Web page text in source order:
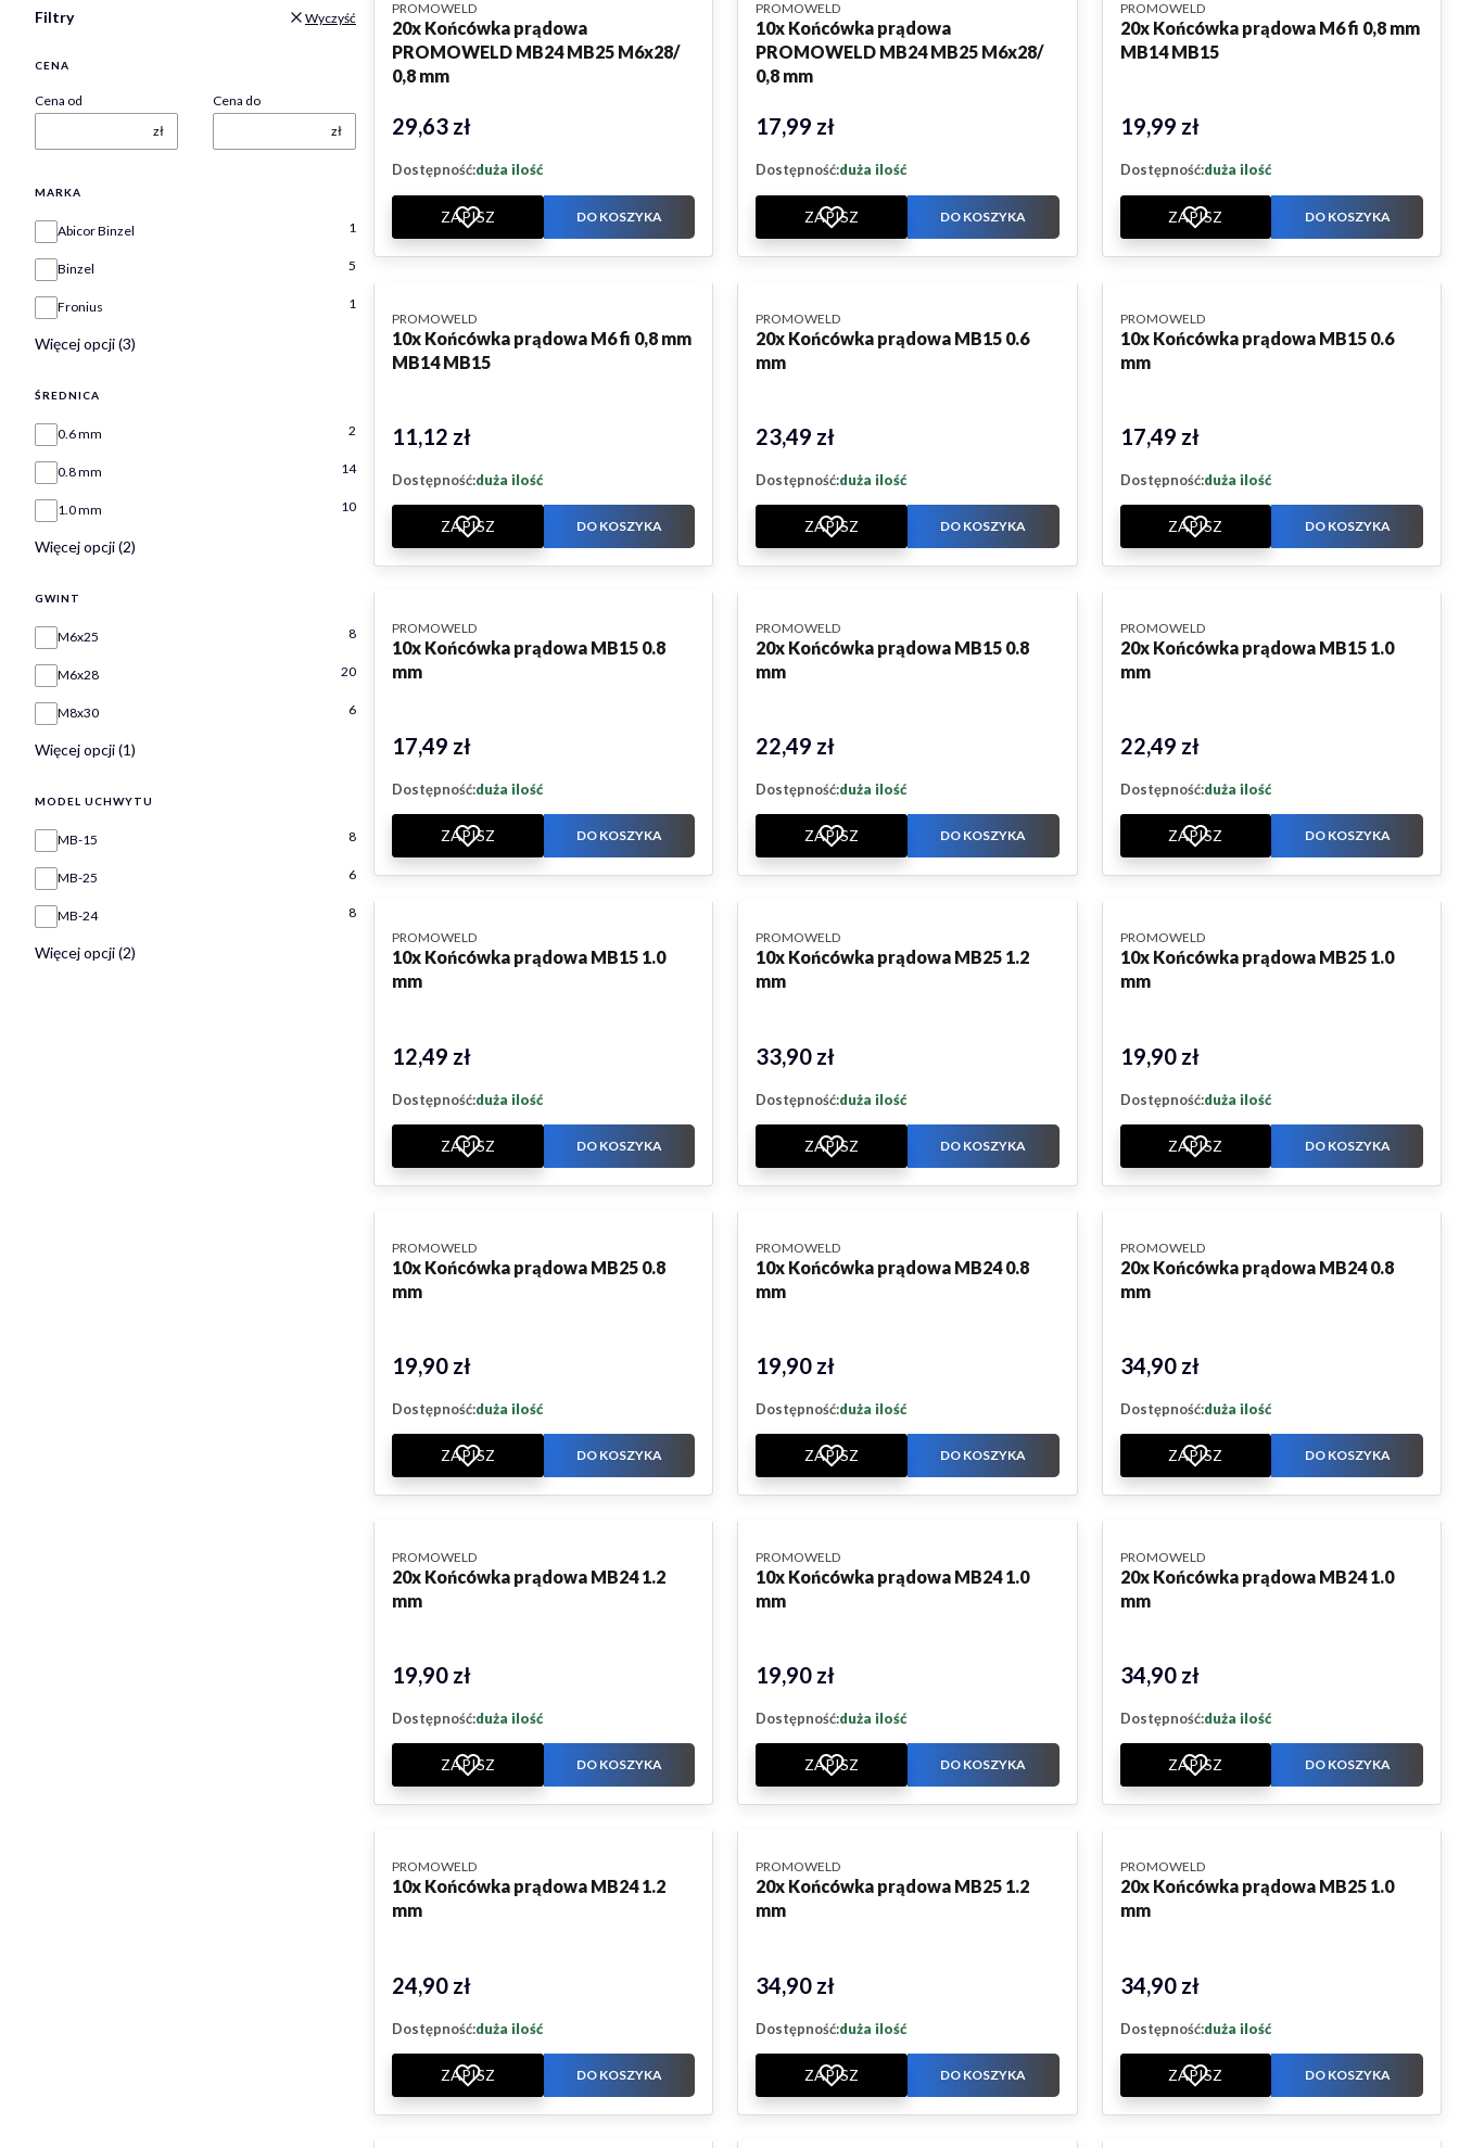
Filtry Wyczyść
CENA
Cena od
zł
Cena do
zł
MARKA
MarkaAbicor Binzel 1
Binzel 5
Fronius 1
Więcej opcji (3)
ŚREDNICA
Średnica
0.6 mm 2
0.8 mm 14
1.0 mm 10
Więcej opcji (2)
GWINT
GwintM6x25 8
M6x28 20
M8x30 6
Więcej opcji (1)
MODEL UCHWYTU
Model uchwytu
MB-15 8
MB-25 6
MB-24 8
Więcej opcji (2)
20x Końcówka prądowa
PROMOWELD MB24 MB25 M6x28/
0,8 mm
PRODUCENT
PROMOWELD
Cena
29,63 zł
Dostępność:duża ilość
ZAPISZ DO KOSZYKA
10x Końcówka prądowa
PROMOWELD MB24 MB25 M6x28/
0,8 mm
PRODUCENT
PROMOWELD
Cena
17,99 zł
Dostępność:duża ilość
ZAPISZ DO KOSZYKA
20x Końcówka prądowa M6 fi 0,8 mm
MB14 MB15
PRODUCENT
PROMOWELD
Cena
19,99 zł
Dostępność:duża ilość
ZAPISZ DO KOSZYKA
10x Końcówka prądowa M6 fi 0,8 mm
MB14 MB15
PRODUCENT
PROMOWELD
Cena
11,12 zł
Dostępność:duża ilość
ZAPISZ DO KOSZYKA
20x Końcówka prądowa MB15 0.6
mm
PRODUCENT
PROMOWELD
Cena
23,49 zł
Dostępność:duża ilość
ZAPISZ DO KOSZYKA
10x Końcówka prądowa MB15 0.6
mm
PRODUCENT
PROMOWELD
Cena
17,49 zł
Dostępność:duża ilość
ZAPISZ DO KOSZYKA
10x Końcówka prądowa MB15 0.8
mm
PRODUCENT
PROMOWELD
Cena
17,49 zł
Dostępność:duża ilość
ZAPISZ DO KOSZYKA
20x Końcówka prądowa MB15 0.8
mm
PRODUCENT
PROMOWELD
Cena
22,49 zł
Dostępność:duża ilość
ZAPISZ DO KOSZYKA
20x Końcówka prądowa MB15 1.0
mm
PRODUCENT
PROMOWELD
Cena
22,49 zł
Dostępność:duża ilość
ZAPISZ DO KOSZYKA
10x Końcówka prądowa MB15 1.0
mm
PRODUCENT
PROMOWELD
Cena
12,49 zł
Dostępność:duża ilość
ZAPISZ DO KOSZYKA
10x Końcówka prądowa MB25 1.2
mm
PRODUCENT
PROMOWELD
Cena
33,90 zł
Dostępność:duża ilość
ZAPISZ DO KOSZYKA
10x Końcówka prądowa MB25 1.0
mm
PRODUCENT
PROMOWELD
Cena
19,90 zł
Dostępność:duża ilość
ZAPISZ DO KOSZYKA
10x Końcówka prądowa MB25 0.8
mm
PRODUCENT
PROMOWELD
Cena
19,90 zł
Dostępność:duża ilość
ZAPISZ DO KOSZYKA
10x Końcówka prądowa MB24 0.8
mm
PRODUCENT
PROMOWELD
Cena
19,90 zł
Dostępność:duża ilość
ZAPISZ DO KOSZYKA
20x Końcówka prądowa MB24 0.8
mm
PRODUCENT
PROMOWELD
Cena
34,90 zł
Dostępność:duża ilość
ZAPISZ DO KOSZYKA
20x Końcówka prądowa MB24 1.2
mm
PRODUCENT
PROMOWELD
Cena
19,90 zł
Dostępność:duża ilość
ZAPISZ DO KOSZYKA
10x Końcówka prądowa MB24 1.0
mm
PRODUCENT
PROMOWELD
Cena
19,90 zł
Dostępność:duża ilość
ZAPISZ DO KOSZYKA
20x Końcówka prądowa MB24 1.0
mm
PRODUCENT
PROMOWELD
Cena
34,90 zł
Dostępność:duża ilość
ZAPISZ DO KOSZYKA
10x Końcówka prądowa MB24 1.2
mm
PRODUCENT
PROMOWELD
Cena
24,90 zł
Dostępność:duża ilość
ZAPISZ DO KOSZYKA
20x Końcówka prądowa MB25 1.2
mm
PRODUCENT
PROMOWELD
Cena
34,90 zł
Dostępność:duża ilość
ZAPISZ DO KOSZYKA
20x Końcówka prądowa MB25 1.0
mm
PRODUCENT
PROMOWELD
Cena
34,90 zł
Dostępność:duża ilość
ZAPISZ DO KOSZYKA